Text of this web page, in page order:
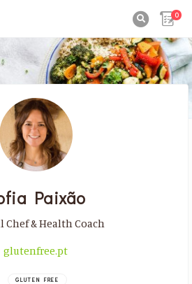
0
Paixão
Chef & Health Coach
glutenfree.pt
GLUTEN FREE